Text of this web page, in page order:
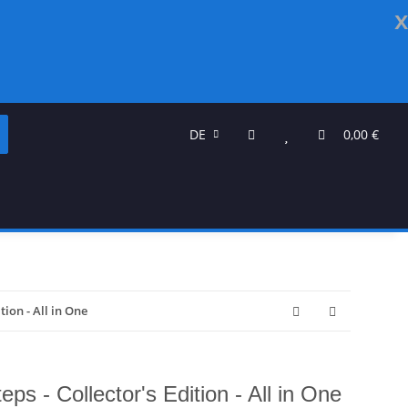
x
DE 0,00 €
- All in One
- Collector's Edition - All in One